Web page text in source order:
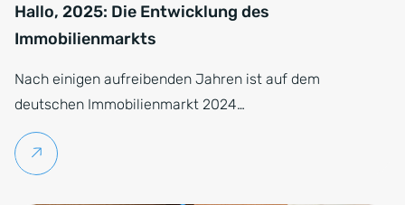
Hallo, 2025: Die Entwicklung des
Immobilienmarkts
Nach einigen aufreibenden Jahren ist auf dem
deutschen Immobilienmarkt 2024…
Weiterlesen